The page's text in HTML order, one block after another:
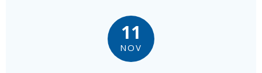
11
NOV